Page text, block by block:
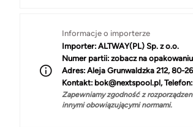
Informacje o importerze
Importer: ALTWAY(PL) Sp. z o.o.
Numer partii: zobacz na opakowaniu
Adres: Aleja Grunwaldzka 212, 80-
Kontakt: bok@nextspool.pl,
Zapewniamy zgodność z
innymi obowiązującymi normami.